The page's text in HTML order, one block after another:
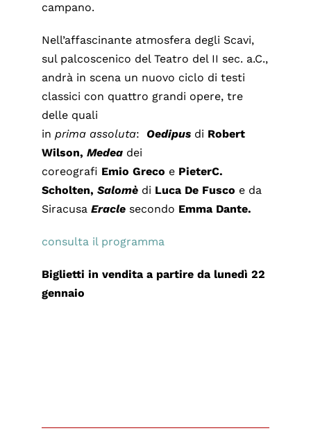
campano.
Nell’affascinante atmosfera degli Scavi,
sul palcoscenico del Teatro del II sec. a.C.,
andrà in scena un nuovo ciclo di testi
classici con quattro grandi opere, tre
delle quali
in prima assoluta: Oedipus di Robert
Wilson, Medea dei
coreografi Emio Greco e PieterC.
Scholten, Salomè di Luca De Fusco e da
Siracusa Eracle secondo Emma Dante.
consulta il programma
Biglietti in vendita a partire da lunedì 22
gennaio